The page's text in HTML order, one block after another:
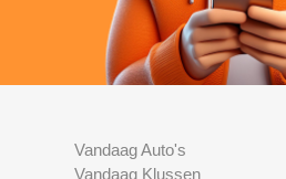
Vandaag Auto's
Vandaag Klussen